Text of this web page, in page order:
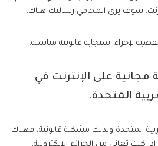
سوف يرى المحامي رسالتك هناك.
لإجراء استجابة قانونية مناسبة.
مجانية على الإنترنت في
المتحدة.
المتحدة ولديك مشكلة قانونية، فهناك